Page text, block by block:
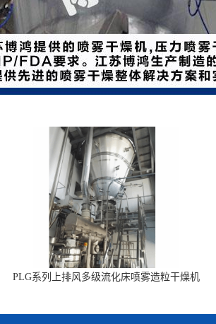
PLG系列上排风多级流化床喷雾造粒干燥机